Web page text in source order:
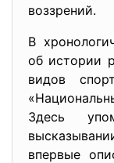
воззрений.
В
об истории
видов
Здесь
впервые